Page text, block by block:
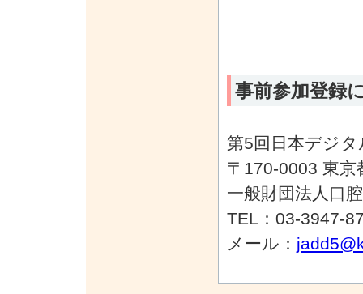
事前参加登録
第5回日本デジタ
〒170-0003 東京
一般財団法人口
TEL：03-3947-
メール：